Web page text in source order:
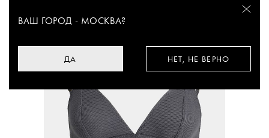
ВАШ ГОРОД - МОСКВА?
ДА НЕТ, НЕ ВЕРНО